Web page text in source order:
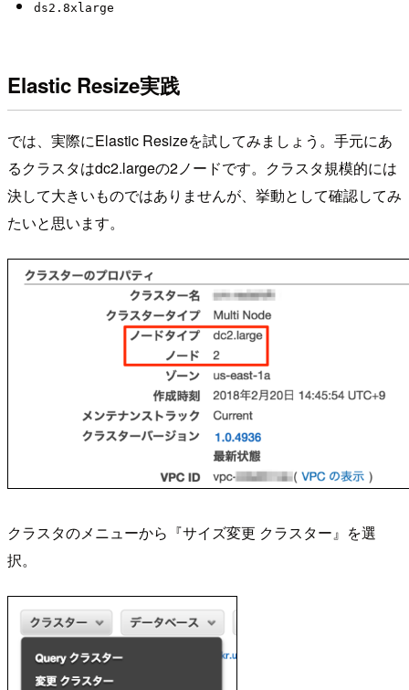
ds2.8xlarge
Elastic Resize実践
では、実際にElastic Resizeを試してみましょう。手元にあ
るクラスタはdc2.largeの2ノードです。クラスタ規模的には
決して大きいものではありませんが、挙動として確認してみ
たいと思います。
クラスタのメニューから『サイズ変更 クラスター』を選
択。